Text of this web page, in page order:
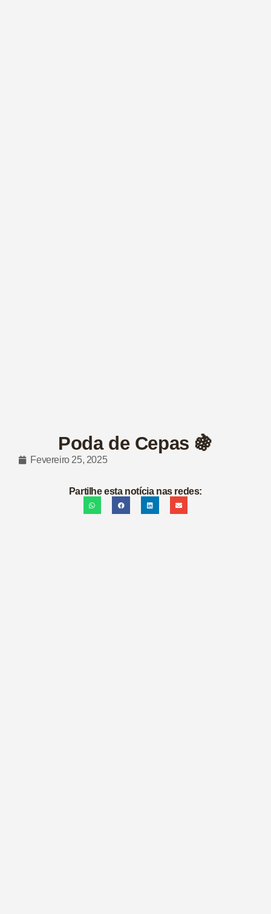
Poda de Cepas 🍇
Fevereiro 25, 2025
Partilhe esta notícia nas redes: